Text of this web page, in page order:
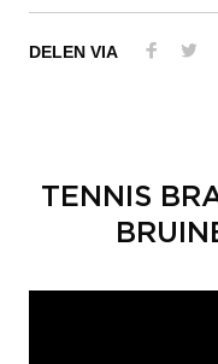
DELEN VIA
TENNIS